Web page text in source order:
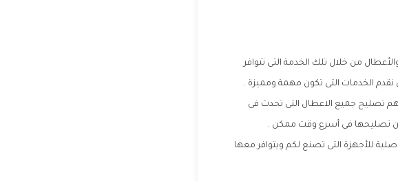
من خلال تلك الخدمة التى تتوافر
الخدمات التى تكون مهمة ومميزة .
تصليح جميع الاعطال التى تحدث فى
تصليحها فى أسرع وقت ممكن .
للأجهزة التى تصنع لكم ويتوافر معها